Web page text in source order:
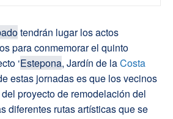
tendrán lugar los actos
para conmemorar el quinto
‘Estepona, Jardín de laCosta
estas jornadas es que los vecinos
proyecto de remodelación del
diferentes rutas artísticas que se